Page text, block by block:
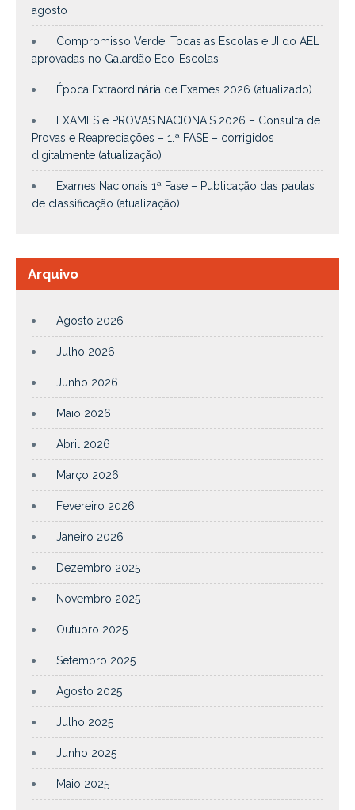
agosto
Compromisso Verde: Todas as Escolas e JI do AEL
aprovadas no Galardão Eco-Escolas
Época Extraordinária de Exames 2026 (atualizado)
EXAMES e PROVAS NACIONAIS 2026 – Consulta de
Provas e Reapreciações – 1.ª FASE – corrigidos
digitalmente (atualização)
Exames Nacionais 1ª Fase – Publicação das pautas
de classificação (atualização)
Arquivo
Agosto 2026
Julho 2026
Junho 2026
Maio 2026
Abril 2026
Março 2026
Fevereiro 2026
Janeiro 2026
Dezembro 2025
Novembro 2025
Outubro 2025
Setembro 2025
Agosto 2025
Julho 2025
Junho 2025
Maio 2025